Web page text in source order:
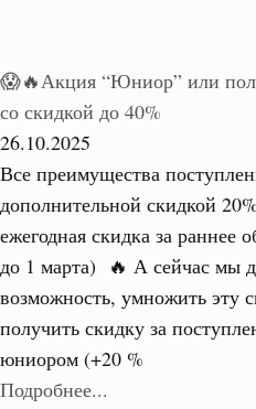
😱🔥Акция “Юниор” или
со скидкой до 40%
26.10.2025
Все преимущества
дополнительной скидкой
ежегодная скидка за раннее
до 1 марта) 🔥 А сейчас мы
возможность, умножить эту
получить скидку за
юниором (+20 %
Подробнее...